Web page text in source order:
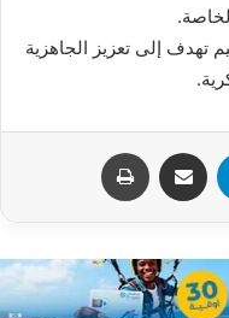
تهدف إلى تعزيز الجاهزية
تيلقرام مشاركة عبر البريد